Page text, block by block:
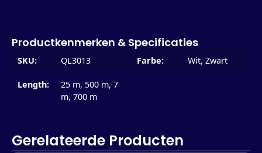
Productkenmerken & Specificaties
SKU: QL3013
Length:
25 m, 500 m, 7
m, 700 m
Farbe: Wit, Zwart
Gerelateerde Producten